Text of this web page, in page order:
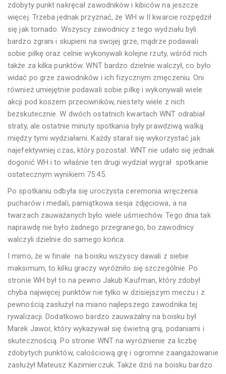
zdobyty punkt nakręcał zawodników i kibiców na jeszcze
więcej. Trzeba jednak przyznać, że WH w II kwarcie rozpędził
się jak tornado. Wszyscy zawodnicy z tego wydziału byli
bardzo zgrani i skupieni na swojej grze, mądrze podawali
sobie piłkę oraz celnie wykonywali kolejne rzuty, wśród nich
także za kilka punktów. WNT bardzo dzielnie walczył, co było
widać po grze zawodników i ich fizycznym zmęczeniu. Oni
również umiejętnie podawali sobie piłkę i wykonywali wiele
akcji pod koszem przeciwników, niestety wiele z nich
bezskutecznie. W dwóch ostatnich kwartach WNT odrabiał
straty, ale ostatnie minuty spotkania były prawdziwą walką
między tymi wydziałami. Każdy starał się wykorzystać jak
najefektywniej czas, który pozostał. WNT nie udało się jednak
dogonić WH i to właśnie ten drugi wydział wygrał spotkanie
ostatecznym wynikiem 75:45.
Po spotkaniu odbyła się uroczysta ceremonia wręczenia
pucharów i medali, pamiątkowa sesja zdjęciowa, a na
twarzach zauważanych było wiele uśmiechów. Tego dnia tak
naprawdę nie było żadnego przegranego, bo zawodnicy
walczyli dzielnie do samego końca.
I mimo, że w finale na boisku wszyscy dawali z siebie
maksimum, to kilku graczy wyróżniło się szczególnie. Po
stronie WH był to na pewno Jakub Kaufman, który zdobył
chyba najwięcej punktów nie tylko w dzisiejszym meczu i z
pewnością zasłużył na miano najlepszego zawodnika tej
rywalizacji. Dodatkowo bardzo zauważalny na boisku był
Marek Jawor, który wykazywał się świetną grą, podaniami i
skutecznością. Po stronie WNT na wyróżnienie za liczbę
zdobytych punktów, całościową grę i ogromne zaangażowanie
zasłużył Mateusz Kazimierczuk. Także dziś na boisku bardzo